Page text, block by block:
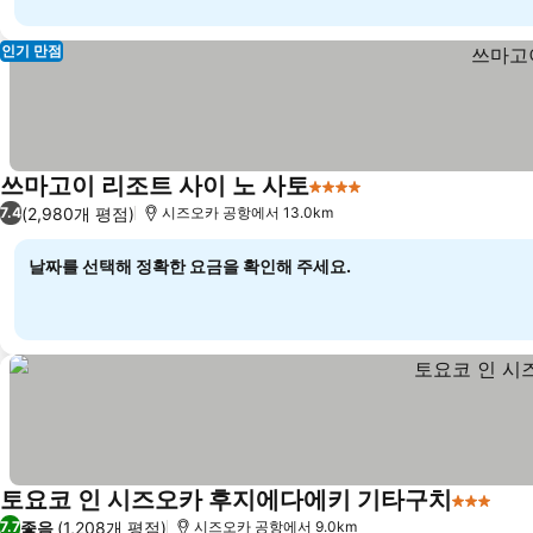
인기 만점
쓰마고이 리조트 사이 노 사토4 성급
7.4(2,980개 평점) 시즈오카 공항에서 13.0km
날짜를 선택해 정확한 요금을 확인해 주세요.
토요코 인 시즈오카 후지에다에키 기타구치3 성급
7.7좋음 (1,208개 평점) 시즈오카 공항에서 9.0km